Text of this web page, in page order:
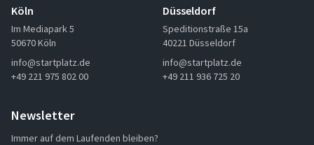
Köln
Im Mediapark 5
50670 Köln
info@startplatz.de
+49 221 975 802 00
Düsseldorf
Speditionstraße 15a
40221 Düsseldorf
info@startplatz.de
+49 211 936 725 20
Newsletter
Immer auf dem Laufenden bleiben?